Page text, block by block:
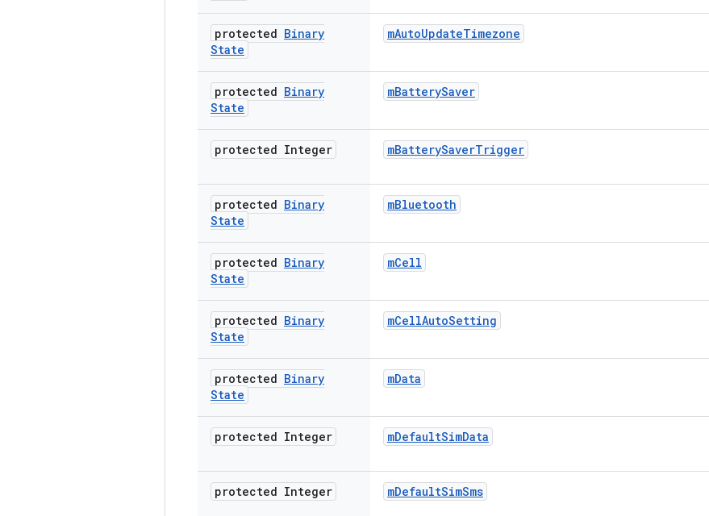
protected Binary
State
mAutoUpdateTimezone
protected Binary
State
mBatterySaver
protected Integer mBatterySaverTrigger
protected Binary
State
mBluetooth
protected Binary
State
mCell
protected Binary
State
mCellAutoSetting
protected Binary
State
mData
protected Integer mDefaultSimData
protected Integer mDefaultSimSms